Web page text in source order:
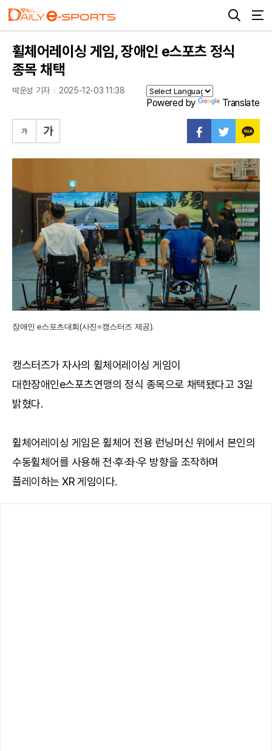
휠체어레이싱 게임, 장애인 e스포츠 정식
종목 채택
박운성 기자 2025-12-03 11:38
Powered by Translate
장애인 e스포츠대회(사진=캥스터즈 제공).
캥스터즈가 자사의 휠체어레이싱 게임이
대한장애인e스포츠연맹의 정식 종목으로 채택됐다고 3일
밝혔다.
휠체어레이싱 게임은 휠체어 전용 런닝머신 위에서 본인의
수동휠체어를 사용해 전·후·좌·우 방향을 조작하며
플레이하는 XR 게임이다.